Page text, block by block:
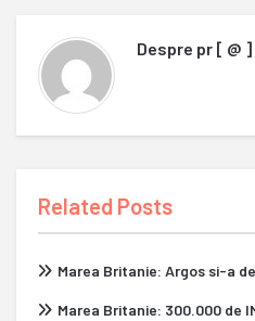
Despre pr [ @
Related Posts
Marea Britanie: Argos si-a
Marea Britanie: 300.000 de